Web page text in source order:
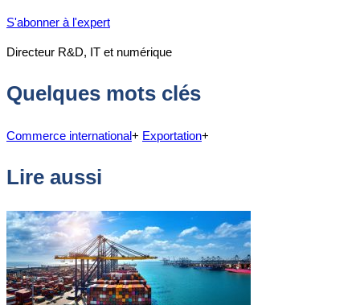
S'abonner à l'expert
Directeur R&D, IT et numérique
Quelques mots clés
Commerce international+ Exportation+
Lire aussi